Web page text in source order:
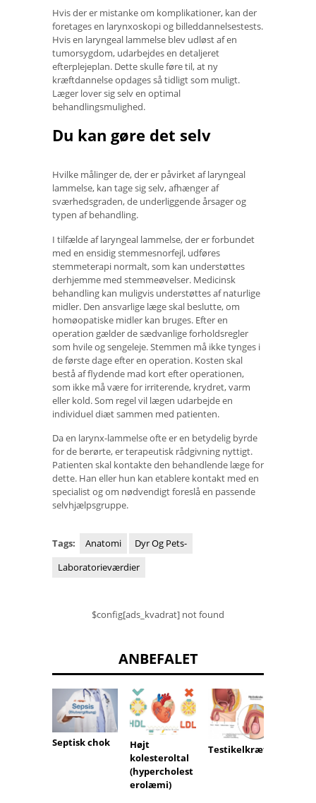
Hvis der er mistanke om komplikationer, kan der
foretages en larynxoskopi og billeddannelsestests.
Hvis en laryngeal lammelse blev udløst af en
tumorsygdom, udarbejdes en detaljeret
efterplejeplan. Dette skulle føre til, at ny
kræftdannelse opdages så tidligt som muligt.
Læger lover sig selv en optimal
behandlingsmulighed.
Du kan gøre det selv
Hvilke målinger de, der er påvirket af laryngeal
lammelse, kan tage sig selv, afhænger af
sværhedsgraden, de underliggende årsager og
typen af ​​behandling.
I tilfælde af laryngeal lammelse, der er forbundet
med en ensidig stemmesnorfejl, udføres
stemmeterapi normalt, som kan understøttes
derhjemme med stemmeøvelser. Medicinsk
behandling kan muligvis understøttes af naturlige
midler. Den ansvarlige læge skal beslutte, om
homøopatiske midler kan bruges. Efter en
operation gælder de sædvanlige forholdsregler
som hvile og sengeleje. Stemmen må ikke tynges i
de første dage efter en operation. Kosten skal
bestå af flydende mad kort efter operationen,
som ikke må være for irriterende, krydret, varm
eller kold. Som regel vil lægen udarbejde en
individuel diæt sammen med patienten.
Da en larynx-lammelse ofte er en betydelig byrde
for de berørte, er terapeutisk rådgivning nyttigt.
Patienten skal kontakte den behandlende læge for
dette. Han eller hun kan etablere kontakt med en
specialist og om nødvendigt foreslå en passende
selvhjælpsgruppe.
Tags: Anatomi
Dyr Og Pets-
Laboratorieværdier
$config[ads_kvadrat] not found
ANBEFALET
Septisk chok
Højt
kolesteroltal
(hypercholest
erolæmi)
Testikelkræft